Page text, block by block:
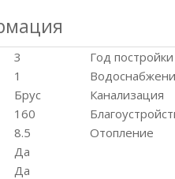
3
1
Брус
160
8.5
Да
Да
Год постройки
Канализация
Отопление